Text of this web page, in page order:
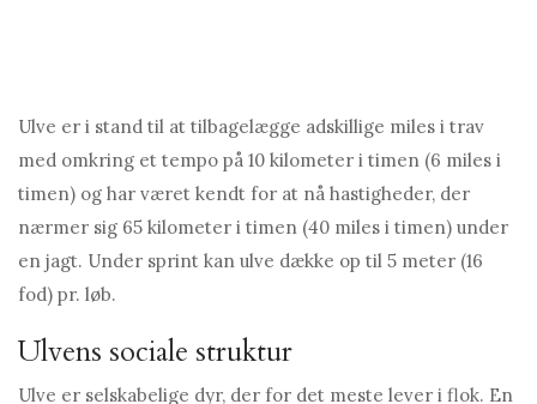
Ulve er i stand til at tilbagelægge adskillige miles i trav
med omkring et tempo på 10 kilometer i timen (6 miles i
timen) og har været kendt for at nå hastigheder, der
nærmer sig 65 kilometer i timen (40 miles i timen) under
en jagt. Under sprint kan ulve dække op til 5 meter (16
fod) pr. løb.
Ulvens sociale struktur
Ulve er selskabelige dyr, der for det meste lever i flok. En